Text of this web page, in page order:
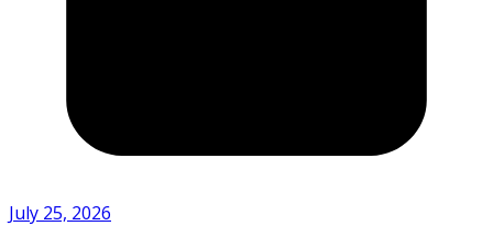
July 25, 2026